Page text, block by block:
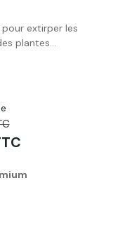
extirper les
plantes...